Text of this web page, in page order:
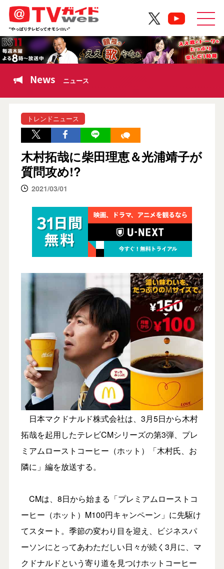
News ニュース
トレンドニュース
木村拓哉に柴田理恵＆光浦靖子が
質問攻め!?
2021/03/01
日本マクドナルド株式会社は、3月5日から木村
拓哉を起用したテレビCMシリーズの第3弾、プレ
ミアムローストコーヒー（ホット）「木村氏、お
隣に」編を放送する。
CMは、8日から始まる「プレミアムローストコ
ーヒー（ホット）M100円キャンペーン」に先駆け
てスタート。季節の変わり目を迎え、ビジネスパ
ーソンにとってあわただしい日々が続く3月に、マ
クドナルドという寄り道を見つけホットコーヒー